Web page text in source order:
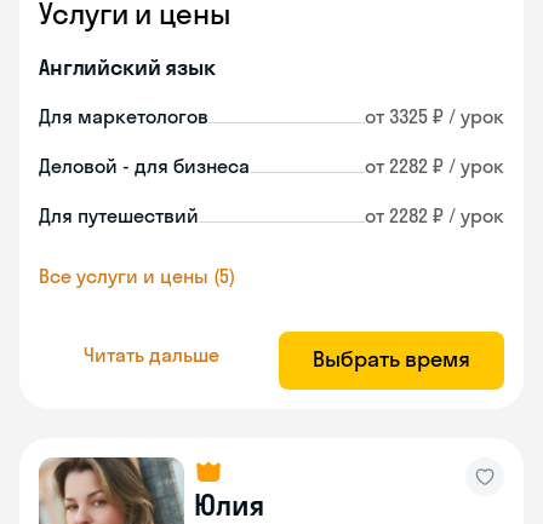
Услуги и цены
Английский язык
Для маркетологов от 3325 ₽ / урок
Деловой - для бизнеса от 2282 ₽ / урок
Для путешествий от 2282 ₽ / урок
Все услуги и цены (5)
Читать дальше Выбрать время
Юлия